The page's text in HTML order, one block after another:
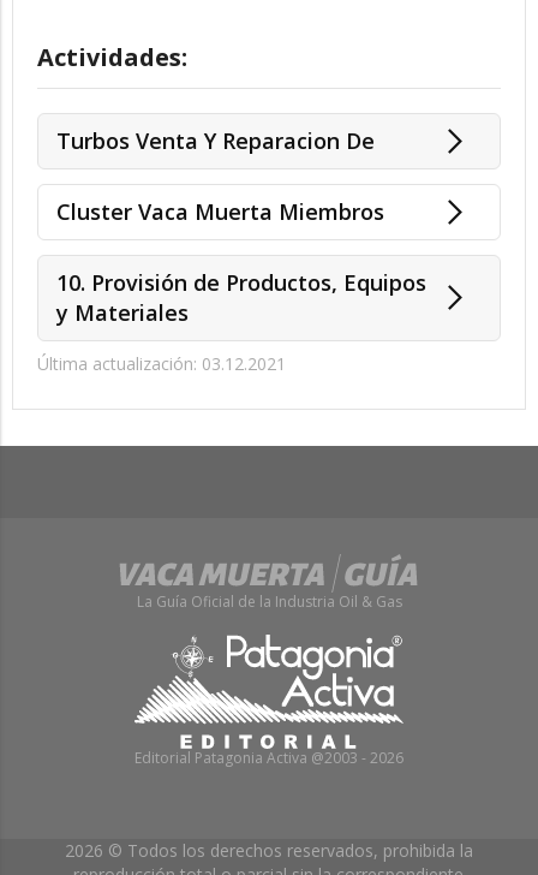
Actividades:
Turbos Venta Y Reparacion De
Cluster Vaca Muerta Miembros
10. Provisión de Productos, Equipos
y Materiales
Última actualización: 03.12.2021
La Guía Oficial de la Industria Oil & Gas
Editorial Patagonia Activa @2003 - 2026
2026 © Todos los derechos reservados, prohibida la